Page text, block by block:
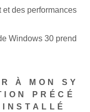
des performances
Windows 30 prend
À MON SY
PRÉCÉ